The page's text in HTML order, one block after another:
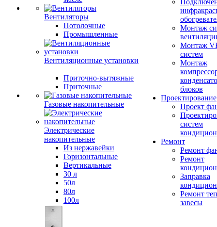
Вентиляторы
Потолочные
Промышленные
Вентиляционные установки
Приточно-вытяжные
Приточные
Газовые накопительные
Электрические
накопительные
Из нержавейки
Горизонтальные
Вертикальные
30 л
50л
80л
100л
Монтаж
Монтаж
систем
Монтаж
блоков
Проектирование
Проект
систем
Ремонт
Ремонт
Ремонт
Заправка
Ремонт
завесы